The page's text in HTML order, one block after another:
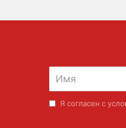
Я согласен с